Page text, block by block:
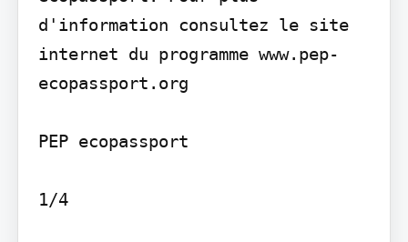
d'information consultez le site
internet du programme www.pep-
ecopassport.org
PEP ecopassport
1/4